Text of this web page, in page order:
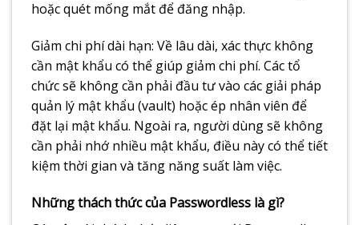
hoặc quét mống mắt để đăng nhập.
Giảm chi phí dài hạn: Về lâu dài, xác thực không
cần mật khẩu có thể giúp giảm chi phí. Các tổ
chức sẽ không cần phải đầu tư vào các giải pháp
quản lý mật khẩu (vault) hoặc ép nhân viên để
đặt lại mật khẩu. Ngoài ra, người dùng sẽ không
cần phải nhớ nhiều mật khẩu, điều này có thể tiết
kiệm thời gian và tăng năng suất làm việc.
Những thách thức của Passwordless là gì?​